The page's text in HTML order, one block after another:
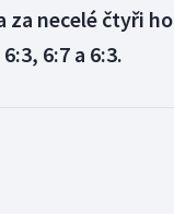
necelé čtyři
6:7 a 6:3.